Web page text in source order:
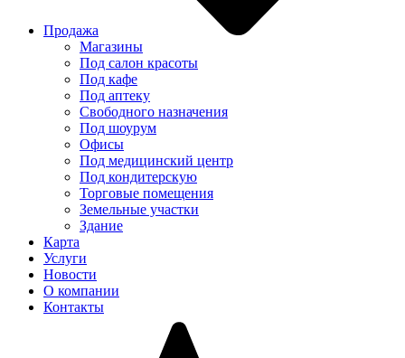
Продажа
Магазины
Под салон красоты
Под кафе
Под аптеку
Свободного назначения
Под шоурум
Офисы
Под медицинский центр
Под кондитерскую
Торговые помещения
Земельные участки
Здание
Карта
Услуги
Новости
О компании
Контакты